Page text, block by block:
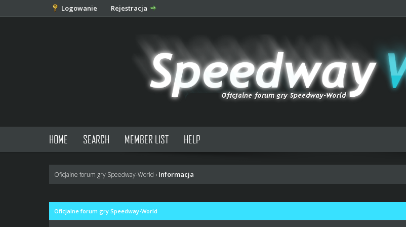
Logowanie Rejestracja
HOME SEARCH MEMBER LIST HELP
Oficjalne forum gry Speedway-World › Informacja
Oficjalne forum gry Speedway-World